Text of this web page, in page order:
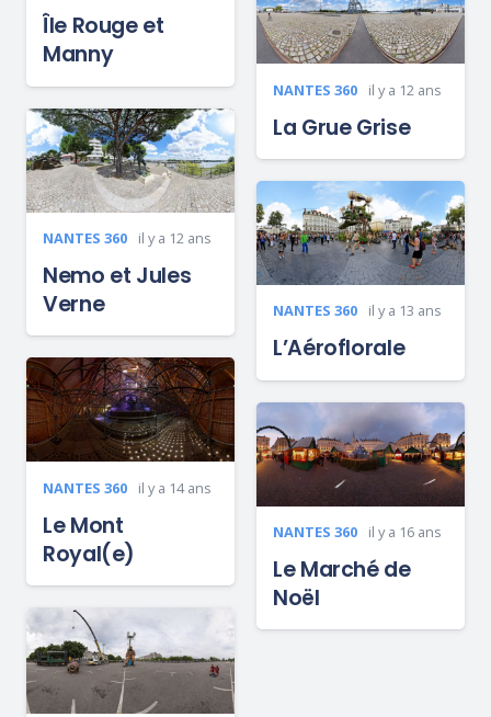
Île Rouge et
Manny
NANTES 360 il y a 12 ans
La Grue Grise
NANTES 360 il y a 12 ans
Nemo et Jules
Verne
NANTES 360 il y a 13 ans
L’Aéroflorale
NANTES 360 il y a 14 ans
Le Mont
Royal(e)
NANTES 360 il y a 16 ans
Le Marché de
Noël